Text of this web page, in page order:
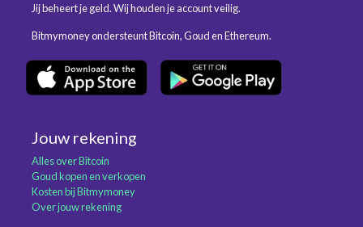
Jij beheert je geld. Wij houden je account veilig.
Bitmymoney ondersteunt Bitcoin, Goud en Ethereum.
Jouw rekening
Alles over Bitcoin
Goud kopen en verkopen
Kosten bij Bitmymoney
Over jouw rekening